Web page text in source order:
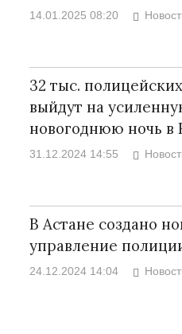
14.01.2025 08:20
32 тыс.
выйдут на
новогоднюю ночь в
31.12.2024 14:55
В Астане создано
управление
24.12.2024 14:04